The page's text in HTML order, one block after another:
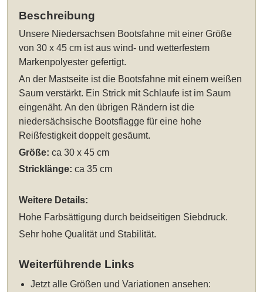
Beschreibung
Unsere Niedersachsen Bootsfahne mit einer Größe
von 30 x 45 cm ist aus wind- und wetterfestem
Markenpolyester gefertigt.
An der Mastseite ist die Bootsfahne mit einem weißen
Saum verstärkt. Ein Strick mit Schlaufe ist im Saum
eingenäht. An den übrigen Rändern ist die
niedersächsische Bootsflagge für eine hohe
Reißfestigkeit doppelt gesäumt.
Größe: ca 30 x 45 cm
Stricklänge: ca 35 cm
Weitere Details:
Hohe Farbsättigung durch beidseitigen Siebdruck.
Sehr hohe Qualität und Stabilität.
Weiterführende Links
Jetzt alle Größen und Variationen ansehen: